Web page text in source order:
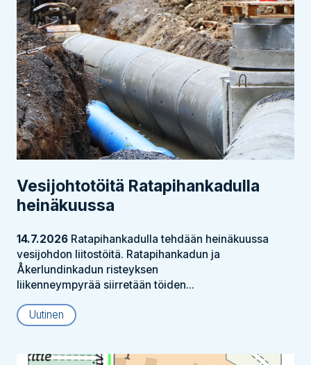
Vesijohtotöitä Ratapihankadulla
heinäkuussa
14.7.2026 Ratapihankadulla tehdään heinäkuussa
vesijohdon liitostöitä. Ratapihankadun ja
Åkerlundinkadun risteyksen
liikenneympyrää siirretään töiden...
Uutinen